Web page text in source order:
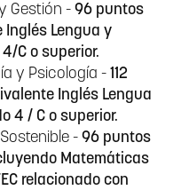
Gestión - 96 puntos
Inglés Lengua y
C o superior.
y Psicología - 112
Inglés Lengua
4 / C o superior.
- 96 puntos
Matemáticas
relacionado con